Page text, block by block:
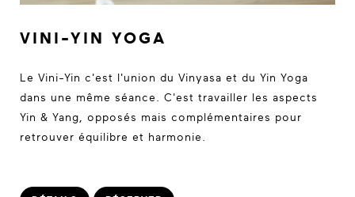
VINI-YIN YOGA
Le Vini-Yin c'est l'union du Vinyasa et du Yin Yoga
dans une même séance. C'est travailler les aspects
Yin & Yang, opposés mais complémentaires pour
retrouver équilibre et harmonie.